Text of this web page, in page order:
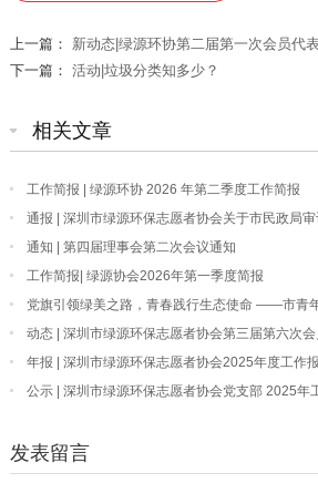
上一篇： 新动态|绿源环协第二届第一次会员代
下一篇： 活动|垃圾分类知多少？
相关文章
工作简报 | 绿源环协 2026 年第二季度工作简报
通报 | 深圳市绿源环保志愿者协会关于市民政局
报
通知 | 第四届理事会第二次会议通知
工作简报| 绿源协会2026年第一季度简报
党旗引领绿美之路，青春践行生态使命 ——市青
“我为深圳种棵树”主题党日活动
动态 | 深圳市绿源环保志愿者协会第三届第六次
员大会顺利召开
年报 | 深圳市绿源环保志愿者协会2025年度工作
公示 | 深圳市绿源环保志愿者协会党支部 2025年
发表留言